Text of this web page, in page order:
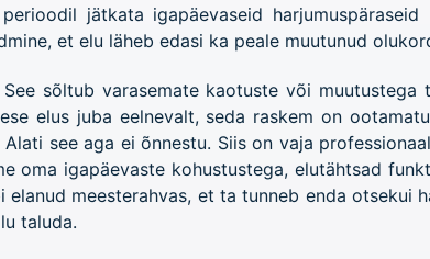
jätkata igapäevaseid
et elu läheb edasi ka peale muutunud
sõltub varasemate kaotuste või
elus juba eelnevalt, seda raskem on
see aga ei õnnestu. Siis on vaja
oma igapäevaste kohustustega, elutähtsad
meesterahvas, et ta tunneb enda otsekui
taluda.